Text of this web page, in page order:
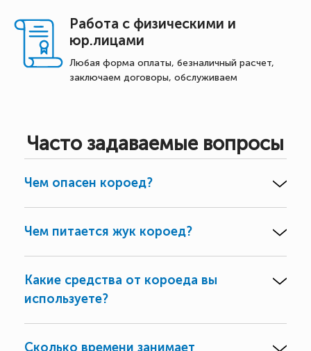
Работа с физическими и
юр.лицами
Любая форма оплаты, безналичный расчет,
заключаем договоры, обслуживаем
Часто задаваемые вопросы
Чем опасен короед?
Чем питается жук короед?
Какие средства от короеда вы
используете?
Сколько времени занимает